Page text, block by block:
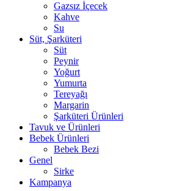
Gazsız İçecek
Kahve
Su
Süt, Şarküteri
Süt
Peynir
Yoğurt
Yumurta
Tereyağı
Margarin
Şarküteri Ürünleri
Tavuk ve Ürünleri
Bebek Ürünleri
Bebek Bezi
Genel
Sirke
Kampanya